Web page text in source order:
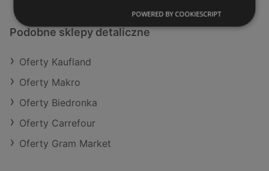
Podobne sklepy detaliczne
Oferty Kaufland
Oferty Makro
Oferty Biedronka
Oferty Carrefour
Oferty Gram Market
POWERED BY COOKIESCRIPT